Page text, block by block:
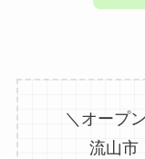
＼オープ
流山市